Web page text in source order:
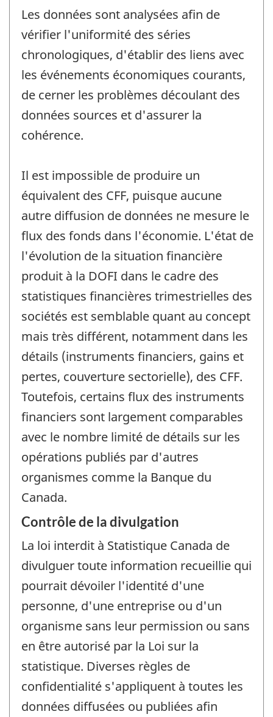
Les données sont analysées afin de
vérifier l'uniformité des séries
chronologiques, d'établir des liens avec
les événements économiques courants,
de cerner les problèmes découlant des
données sources et d'assurer la
cohérence.
Il est impossible de produire un
équivalent des CFF, puisque aucune
autre diffusion de données ne mesure le
flux des fonds dans l'économie. L'état de
l'évolution de la situation financière
produit à la DOFI dans le cadre des
statistiques financières trimestrielles des
sociétés est semblable quant au concept
mais très différent, notamment dans les
détails (instruments financiers, gains et
pertes, couverture sectorielle), des CFF.
Toutefois, certains flux des instruments
financiers sont largement comparables
avec le nombre limité de détails sur les
opérations publiés par d'autres
organismes comme la Banque du
Canada.
Contrôle de la divulgation
La loi interdit à Statistique Canada de
divulguer toute information recueillie qui
pourrait dévoiler l'identité d'une
personne, d'une entreprise ou d'un
organisme sans leur permission ou sans
en être autorisé par la Loi sur la
statistique. Diverses règles de
confidentialité s'appliquent à toutes les
données diffusées ou publiées afin